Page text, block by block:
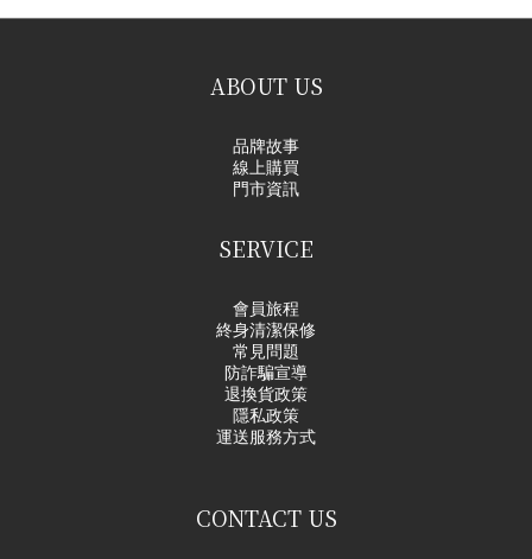
ABOUT US
品牌故事
線上購買
門市資訊
SERVICE
會員旅程
終身清潔保修
常見問題
防詐騙宣導
退換貨政策
隱私政策
運送服務方式
CONTACT US